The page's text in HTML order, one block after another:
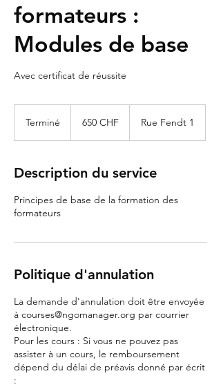
formateurs :
Modules de base
Avec certificat de réussite
Terminé
u
o
n
r
suisses
650 CHF Rue Fendt 1
Description du service
Principes de base de la formation des
formateurs
Politique d'annulation
La demande d'annulation doit être envoyée
à courses@ngomanager.org par courrier
électronique.
Pour les cours : Si vous ne pouvez pas
assister à un cours, le remboursement
dépend du délai de préavis donné par écrit
: